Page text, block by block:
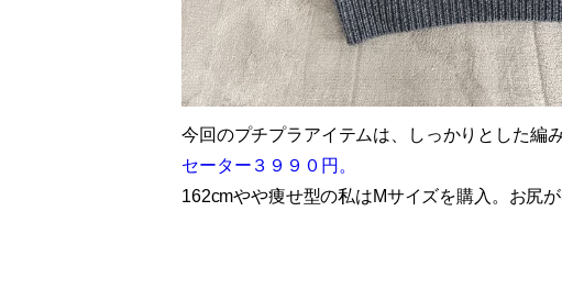
今回のプチプラアイテムは、しっかりとした編
セーター３９９０円。
162cmやや痩せ型の私はMサイズを購入。お尻